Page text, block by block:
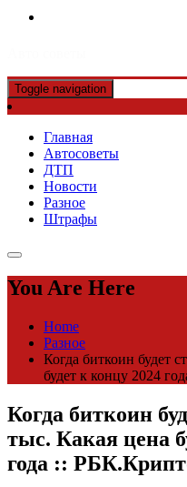
Toggle navigation
Главная
Автосоветы
ДТП
Новости
Разное
Штрафы
You Are Here
Home
Разное
Когда биткоин будет
будет к концу 2024
Когда биткоин
тыс. Какая цена
года ::